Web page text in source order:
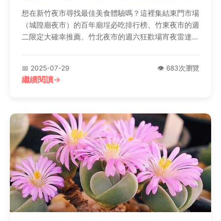
想在新竹夜市尋找最佳美食體驗嗎？這裡集結東門市場
（城隍廟夜市）的百年廟埕必吃排行榜、竹東夜市的週
二限定大確幸推薦、竹北夜市的週六狂歡場宵夜雷達
一次掌握所有攻略！
📅 2025-07-29 👁️ 683次瀏覽
繼續閱讀